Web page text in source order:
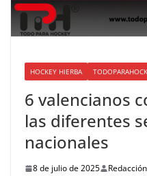
HOCKEY HIERBA
6 valencianos
las diferentes
nacionales
8 de julio de 2025